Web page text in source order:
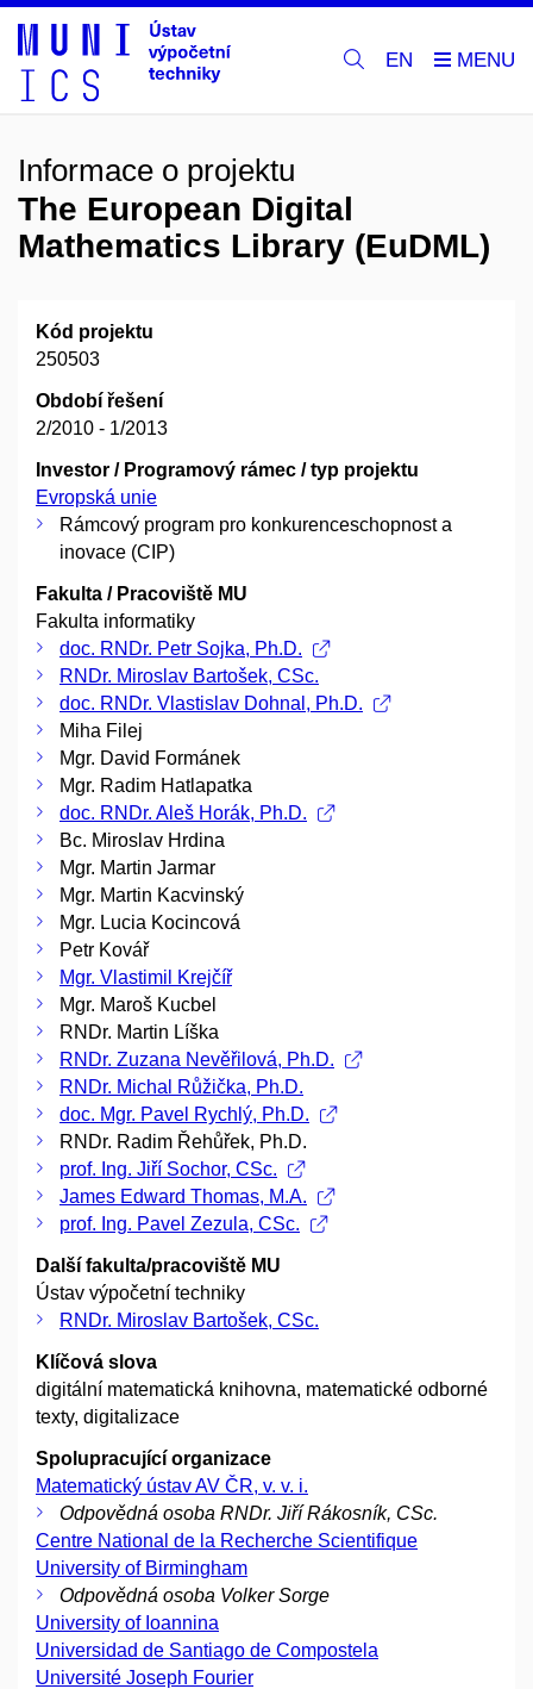
EN
Informace o projektu
The European Digital
Mathematics Library (EuDML)
Kód projektu
250503
Období řešení
2/2010 - 1/2013
Investor / Programový rámec / typ projektu
Evropská unie
Rámcový program pro konkurenceschopnost a
inovace (CIP)
Fakulta / Pracoviště MU
Fakulta informatiky
doc. RNDr. Petr Sojka, Ph.D.
RNDr. Miroslav Bartošek, CSc.
doc. RNDr. Vlastislav Dohnal, Ph.D.
Miha Filej
Mgr. David Formánek
Mgr. Radim Hatlapatka
doc. RNDr. Aleš Horák, Ph.D.
Bc. Miroslav Hrdina
Mgr. Martin Jarmar
Mgr. Martin Kacvinský
Mgr. Lucia Kocincová
Petr Kovář
Mgr. Vlastimil Krejčíř
Mgr. Maroš Kucbel
RNDr. Martin Líška
RNDr. Zuzana Nevěřilová, Ph.D.
RNDr. Michal Růžička, Ph.D.
doc. Mgr. Pavel Rychlý, Ph.D.
RNDr. Radim Řehůřek, Ph.D.
prof. Ing. Jiří Sochor, CSc.
James Edward Thomas, M.A.
prof. Ing. Pavel Zezula, CSc.
Další fakulta/pracoviště MU
Ústav výpočetní techniky
RNDr. Miroslav Bartošek, CSc.
Klíčová slova
digitální matematická knihovna, matematické odborné
texty, digitalizace
Spolupracující organizace
Matematický ústav AV ČR, v. v. i.
Odpovědná osoba RNDr. Jiří Rákosník, CSc.
Centre National de la Recherche Scientifique
University of Birmingham
Odpovědná osoba Volker Sorge
University of Ioannina
Universidad de Santiago de Compostela
Université Joseph Fourier